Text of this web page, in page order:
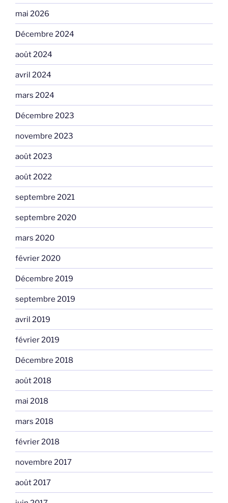
mai 2026
Décembre 2024
août 2024
avril 2024
mars 2024
Décembre 2023
novembre 2023
août 2023
août 2022
septembre 2021
septembre 2020
mars 2020
février 2020
Décembre 2019
septembre 2019
avril 2019
février 2019
Décembre 2018
août 2018
mai 2018
mars 2018
février 2018
novembre 2017
août 2017